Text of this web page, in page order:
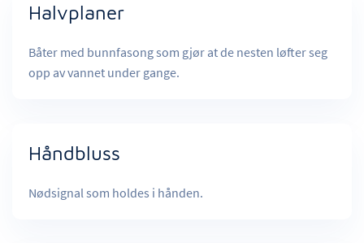
Halvplaner
Båter med bunnfasong som gjør at de nesten løfter seg
opp av vannet under gange.
Håndbluss
Nødsignal som holdes i hånden.